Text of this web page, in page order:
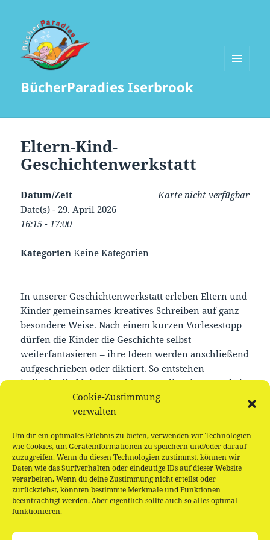
Cookie-Zustimmung
verwalten
Um dir ein optimales Erlebnis zu bieten, verwenden wir Technologien
wie Cookies, um Geräteinformationen zu speichern und/oder darauf
zuzugreifen. Wenn du diesen Technologien zustimmst, können wir
Daten wie das Surfverhalten oder eindeutige IDs auf dieser Website
verarbeiten. Wenn du deine Zustimmung nicht erteilst oder
zurückziehst, könnten bestimmte Merkmale und Funktionen
beeinträchtigt werden. Aber eigentlich sollte auch so alles optimal
funktionieren.
BücherParadies Iserbrook
Eltern-Kind-
Geschichtenwerkstatt
Karte nicht verfügbar
Datum/Zeit
Date(s) - 29. April 2026
16:15 - 17:00
Kategorien Keine Kategorien
In unserer Geschichtenwerkstatt erleben Eltern und
Kinder gemeinsames kreatives Schreiben auf ganz
besondere Weise. Nach einem kurzen Vorlesestopp
dürfen die Kinder die Geschichte selbst
weiterfantasieren – ihre Ideen werden anschließend
aufgeschrieben oder diktiert. So entstehen
individuelle kleine Erzählungen, die wir am Ende in
gemütlicher Runde miteinander teilen. Eine kleine
Stärkung rundet das gemeinsame Erlebnis ab und
Bestens geeignet für Kinder ab ca. 3,5 Jahren
VORHERIGER